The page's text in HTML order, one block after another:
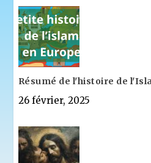
Résumé de l'histoire de
26 février, 2025